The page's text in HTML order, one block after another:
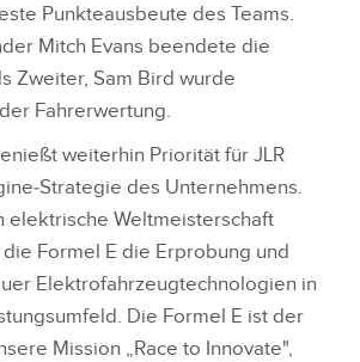
Punkteausbeute des Teams.
Mitch Evans beendete die
Zweiter, Sam Bird wurde
Fahrerwertung.
weiterhin Priorität für JLR
des Unternehmens.
elektrische Weltmeisterschaft
Formel E die Erprobung und
Elektrofahrzeugtechnologien in
Die Formel E ist der
Mission „Race to Innovate",